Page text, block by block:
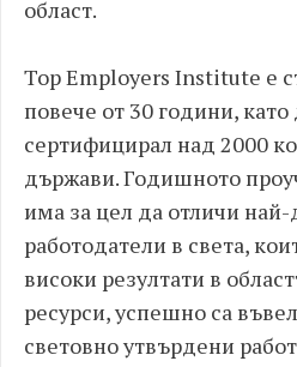
област.
Top Employers Institute е
повече от 30 години, като
сертифицирал над 2000
държави. Годишното
има за цел да отличи
работодатели в света,
високи резултати в
ресурси, успешно са
световно утвърдени